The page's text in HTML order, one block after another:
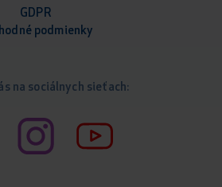
GDPR
podmienky
na sociálnych sieťach: